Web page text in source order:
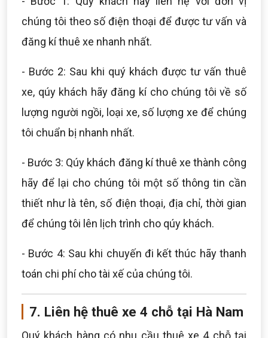
chúng tôi theo số điện thoại để được tư vấn và
đăng kí thuê xe nhanh nhất.
- Bước 2: Sau khi quý khách được tư vấn thuê
xe, qúy khách hãy đăng kí cho chúng tôi về số
lượng người ngồi, loại xe, số lượng xe để chúng
tôi chuẩn bị nhanh nhất.
- Bước 3: Qúy khách đăng kí thuê xe thành công
hãy để lại cho chúng tôi một số thông tin cần
thiết như là tên, số điện thoại, địa chỉ, thời gian
để chúng tôi lên lịch trình cho qúy khách.
- Bước 4: Sau khi chuyến đi kết thúc hãy thanh
toán chi phí cho tài xế của chúng tôi.
7. Liên hệ thuê xe 4 chỗ tại Hà Nam
Quý khách hàng có nhu cầu thuê xe 4 chỗ tại